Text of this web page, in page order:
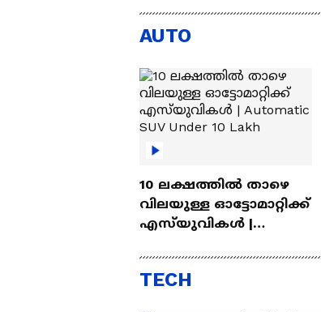
ഫ്രഞ്ച് റഫറിക്കെതിരെ
വിമർശനവുമായി
AUTO
10 ലക്ഷത്തിൽ താഴെ
വിലയുള്ള ഓട്ടോമാറ്റിക്ക്
എസ്‍യുവികൾ |
Lakh
TECH